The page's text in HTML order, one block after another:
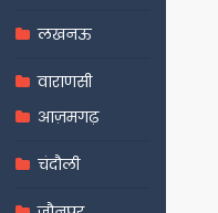
लखनऊ
वाराणसी
आज़मगढ़
चंदौली